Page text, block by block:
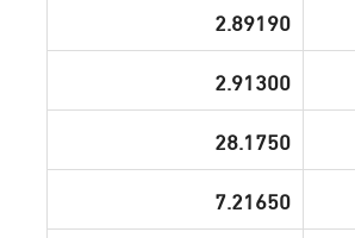
2.89190
2.91300
28.1750
7.21650